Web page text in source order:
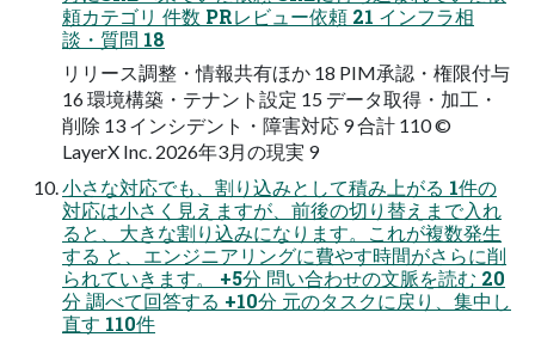
頼カテゴリ 件数 PRレビュー依頼 21 インフラ相
談・質問 18
リリース調整・情報共有ほか 18 PIM承認・権限付与
16 環境構築・テナント設定 15 データ取得・加工・
削除 13 インシデント・障害対応 9 合計 110 ©
LayerX Inc. 2026年3月の現実 9
小さな対応でも、割り込みとして積み上がる 1件の
対応は小さく見えますが、前後の切り替えまで入れ
ると、大きな割り込みになります。これが複数発生
する と、エンジニアリングに費やす時間がさらに削
られていきます。 +5分 問い合わせの文脈を読む 20
分 調べて回答する +10分 元のタスクに戻り、集中し
直す 110件